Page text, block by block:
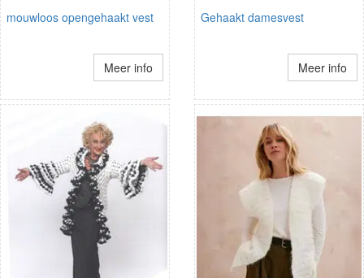
mouwloos opengehaakt vest
Meer info
Gehaakt damesvest
Meer info